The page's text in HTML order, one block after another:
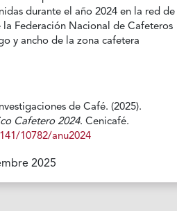
durante el año 2024 en la red de
la Federación Nacional de Cafeteros
y ancho de la zona cafetera
de Café. (2025).
Cafetero 2024. Cenicafé.
10782/anu2024
2025